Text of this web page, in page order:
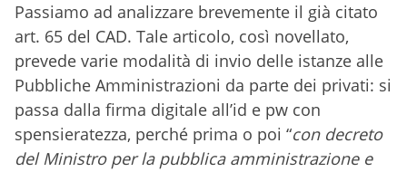
Passiamo ad analizzare brevemente il già citato
art. 65 del CAD. Tale articolo, così novellato,
prevede varie modalità di invio delle istanze alle
Pubbliche Amministrazioni da parte dei privati: si
passa dalla firma digitale all’id e pw con
spensieratezza, perché prima o poi “con decreto
del Ministro per la pubblica amministrazione e